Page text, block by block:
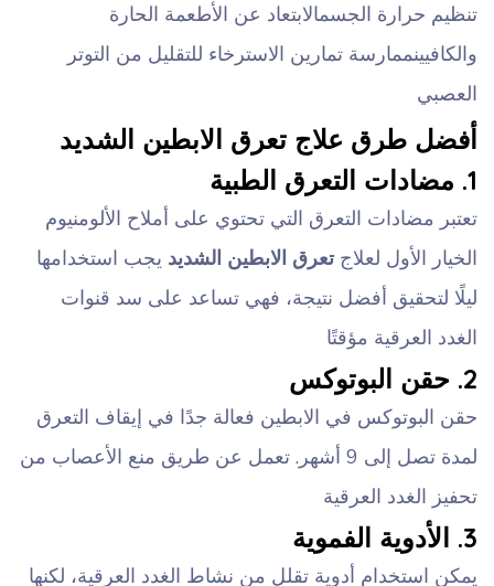
تنظيم حرارة الجسمالابتعاد عن الأطعمة الحارة
والكافيينممارسة تمارين الاسترخاء للتقليل من التوتر
العصبي
أفضل طرق علاج تعرق الابطين الشديد
1. مضادات التعرق الطبية
تعتبر مضادات التعرق التي تحتوي على أملاح الألومنيوم
الخيار الأول لعلاج تعرق الابطين الشديد يجب استخدامها
ليلًا لتحقيق أفضل نتيجة، فهي تساعد على سد قنوات
الغدد العرقية مؤقتًا
2. حقن البوتوكس
حقن البوتوكس في الابطين فعالة جدًا في إيقاف التعرق
لمدة تصل إلى 9 أشهر. تعمل عن طريق منع الأعصاب من
تحفيز الغدد العرقية
3. الأدوية الفموية
يمكن استخدام أدوية تقلل من نشاط الغدد العرقية، لكنها